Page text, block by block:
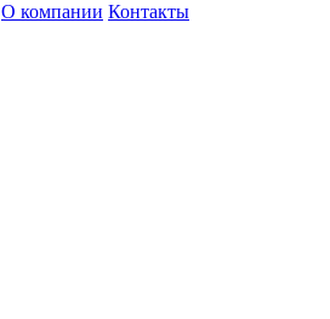
О компании Контакты